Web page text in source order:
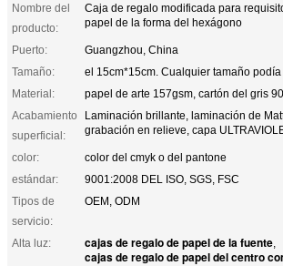
Nombre del
producto:
Caja de regalo modificada para
papel de la forma del hexágono
Puerto:
Guangzhou, China
Tamaño:
el 15cm*15cm. Cualquier tamaño
Material:
papel de arte 157gsm, cartón del gris
Acabamiento
superficial:
Laminación brillante, laminación de
grabación en relieve, capa
color:
color del cmyk o del pantone
estándar:
9001:2008 DEL ISO, SGS, FSC
Tipos de
servicio:
OEM, ODM
Alta luz: cajas de regalo de papel de la fuente,
cajas de regalo de papel del centro